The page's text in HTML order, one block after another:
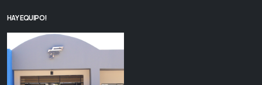
HAY EQUIPO!